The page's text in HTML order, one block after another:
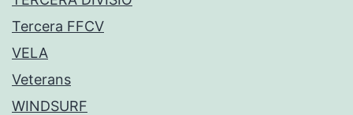
Tercera FFCV
VELA
Veterans
WINDSURF